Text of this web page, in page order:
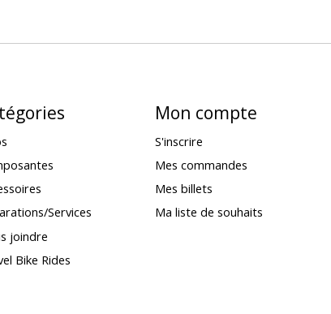
Services
joindre
Bike Rides
Mon compte
S'inscrire
Mes commandes
Mes billets
Ma liste de souhaits